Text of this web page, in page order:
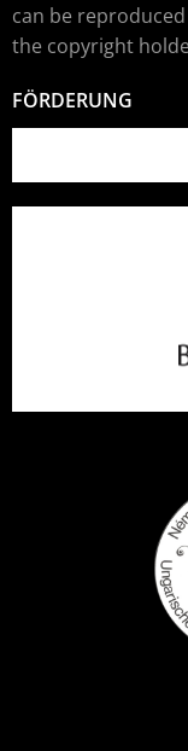
can be
the copyright
FÖRDERUNG